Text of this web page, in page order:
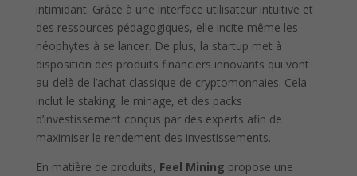
intimidant. Grâce à une interface utilisateur intuitive et
des ressources pédagogiques, elle incite même les
néophytes à se lancer. De plus, la startup met à
disposition des produits financiers innovants qui vont
au-delà de l’achat classique de cryptomonnaies. Cela
inclut le staking, le minage, et des packs
d’investissement conçus par des experts afin de
maximiser le rendement des investissements.
En matière de produits, Feel Mining propose une